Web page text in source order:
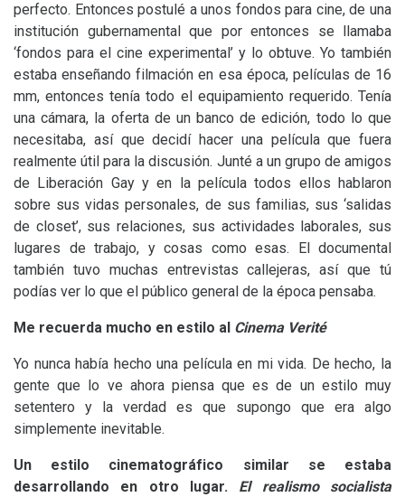
perfecto. Entonces postulé a unos fondos para cine, de una
institución gubernamental que por entonces se llamaba
‘fondos para el cine experimental’ y lo obtuve. Yo también
estaba enseñando filmación en esa época, películas de 16
mm, entonces tenía todo el equipamiento requerido. Tenía
una cámara, la oferta de un banco de edición, todo lo que
necesitaba, así que decidí hacer una película que fuera
realmente útil para la discusión. Junté a un grupo de amigos
de Liberación Gay y en la película todos ellos hablaron
sobre sus vidas personales, de sus familias, sus ‘salidas
de closet’, sus relaciones, sus actividades laborales, sus
lugares de trabajo, y cosas como esas. El documental
también tuvo muchas entrevistas callejeras, así que tú
podías ver lo que el público general de la época pensaba.
Me recuerda mucho en estilo al Cinema Verité
Yo nunca había hecho una película en mi vida. De hecho, la
gente que lo ve ahora piensa que es de un estilo muy
setentero y la verdad es que supongo que era algo
simplemente inevitable.
Un estilo cinematográfico similar se estaba
desarrollando en otro lugar. El realismo socialista